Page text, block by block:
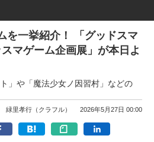
を一挙紹介！ 「グッドスマ
マゲーム企画展」が本日よ
」や「魔法少女ノ因習村」などの
緑里孝行（クラフル） 2026年5月27日 00:00